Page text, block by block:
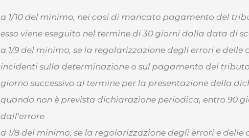
a 1/10 del minimo, nei casi di mancato pagamento del
esso viene eseguito nel termine di 30 giorni dalla data di
a 1/9 del minimo, se la regolarizzazione degli errori e delle
incidenti sulla determinazione o sul pagamento del
giorno successivo al termine per la presentazione della
quando non è prevista dichiarazione periodica, entro 90
dall’errore
a 1/8 del minimo, se la regolarizzazione degli errori e delle